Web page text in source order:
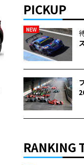
PICKUP
NEW
RANKING